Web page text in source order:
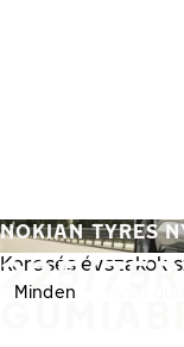
225/
NOKIAN TYRES
Keresés évszakok
Minden